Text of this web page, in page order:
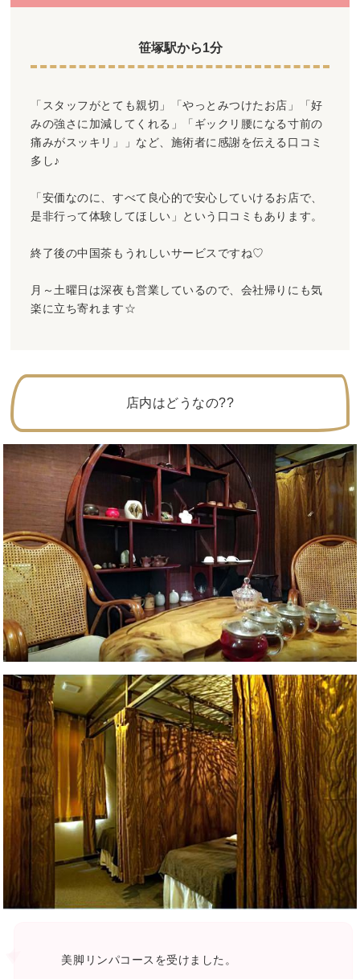
笹塚駅から1分
「スタッフがとても親切」「やっとみつけたお店」「好
みの強さに加減してくれる」「ギックリ腰になる寸前の
痛みがスッキリ」」など、施術者に感謝を伝える口コミ
多し♪
「安価なのに、すべて良心的で安心していけるお店で、
是非行って体験してほしい」という口コミもあります。
終了後の中国茶もうれしいサービスですね♡
月～土曜日は深夜も営業しているので、会社帰りにも気
楽に立ち寄れます☆
店内はどうなの??
美脚リンパコースを受けました。